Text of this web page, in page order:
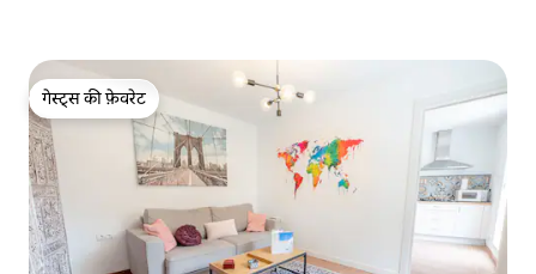
गेस्ट्स की फ़ेवरेट
गेस्ट्स की फ़ेवरेट